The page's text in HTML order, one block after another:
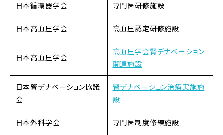
日本循環器学会 専門医研修施設
日本高血圧学会 高血圧認定研修施設
日本高血圧学会
高血圧学会腎デナベーション
関連施設
日本腎デナベーション協議
会
腎デナベーション治療実施施
設
日本外科学会 専門医制度修練施設